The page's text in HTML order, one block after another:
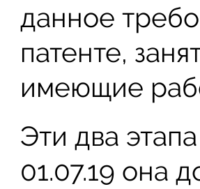
данное
патенте,
имеющие
Эти два
01.07.19 она